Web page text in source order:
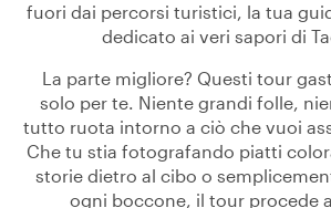
fuori dai percorsi turistici, la tua
dedicato ai veri sapori di
La parte migliore? Questi tour
solo per te. Niente grandi folle,
tutto ruota intorno a ciò che vuoi
Che tu stia fotografando piatti
storie dietro al cibo o
ogni boccone, il tour procede